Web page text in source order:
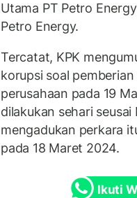
Utama PT Petro
Petro Energy.
Tercatat, KPK
korupsi soal
perusahaan pada 19
dilakukan sehari
mengadukan perkara
pada 18 Maret 2024.
Ikuti